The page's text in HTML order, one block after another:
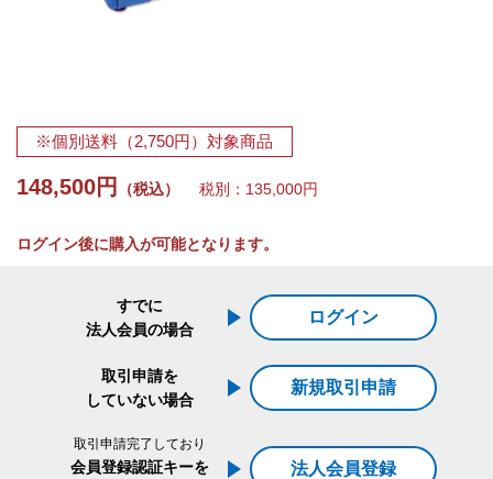
※個別送料（2,750円）対象商品
148,500円 （税込） 税別：135,000円
ログイン後に購入が可能となります。
すでに
法人会員の場合
ログイン
取引申請を
していない場合
新規取引申請
取引申請完了しており
会員登録認証キーを
法人会員登録